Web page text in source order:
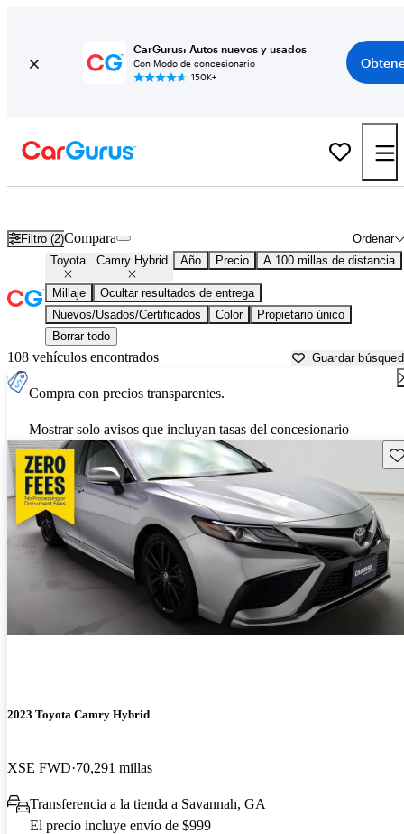
CarGurus: Autos nuevos y usados
Con Modo de concesionario
150K+
Filtro (2) Ordenar
Compara
Toyota Camry Hybrid Año Precio A 100 millas de distancia
Millaje
Ocultar resultados de entrega
Nuevos/Usados/Certificados
Color
Propietario único
Borrar todo
108 vehículos encontrados Guardar
Compra con precios transparentes.
Mostrar solo avisos que incluyan tasas del concesionario
2023 Toyota Camry Hybrid
XSE FWD 70,291 millas
Transferencia a la tienda a Savannah, GA
El precio incluye envío de $999